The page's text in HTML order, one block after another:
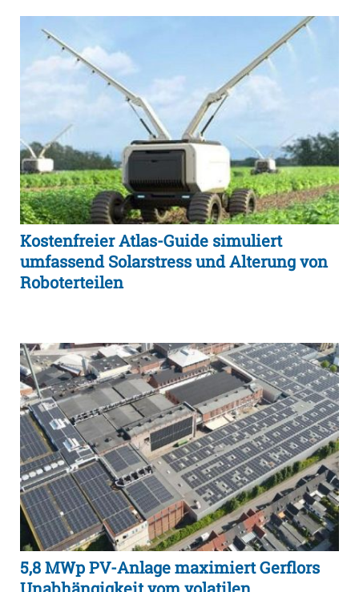
Kostenfreier Atlas-Guide simuliert
umfassend Solarstress und Alterung von
Roboterteilen
5,8 MWp PV-Anlage maximiert Gerflors